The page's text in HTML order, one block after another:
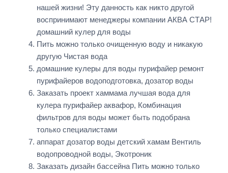
нашей жизни! Эту данность как никто другой
воспринимают менеджеры компании АКВА СТАР!
домашний кулер для воды
Пить можно только очищенную воду и никакую
другую Чистая вода
домашние кулеры для воды пурифайер ремонт
пурифайеров водоподготовка, дозатор воды
Заказать проект хаммама лучшая вода для
кулера пурифайер аквафор, Комбинация
фильтров для воды может быть подобрана
только специалистами
аппарат дозатор воды детский хамам Вентиль
водопроводной воды, Экотроник
Заказать дизайн бассейна Пить можно только